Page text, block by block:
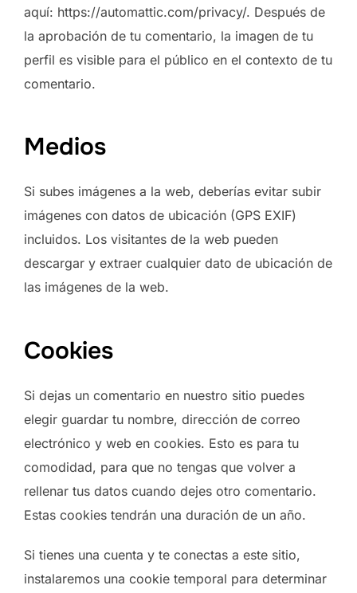
aquí: https://automattic.com/privacy/. Después de
la aprobación de tu comentario, la imagen de tu
perfil es visible para el público en el contexto de tu
comentario.
Medios
Si subes imágenes a la web, deberías evitar subir
imágenes con datos de ubicación (GPS EXIF)
incluidos. Los visitantes de la web pueden
descargar y extraer cualquier dato de ubicación de
las imágenes de la web.
Cookies
Si dejas un comentario en nuestro sitio puedes
elegir guardar tu nombre, dirección de correo
electrónico y web en cookies. Esto es para tu
comodidad, para que no tengas que volver a
rellenar tus datos cuando dejes otro comentario.
Estas cookies tendrán una duración de un año.
Si tienes una cuenta y te conectas a este sitio,
instalaremos una cookie temporal para determinar